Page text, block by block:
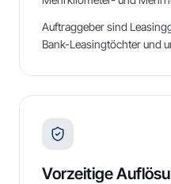
Auftraggeber sind
Bank-Leasingtöchter und
Vorzeitige